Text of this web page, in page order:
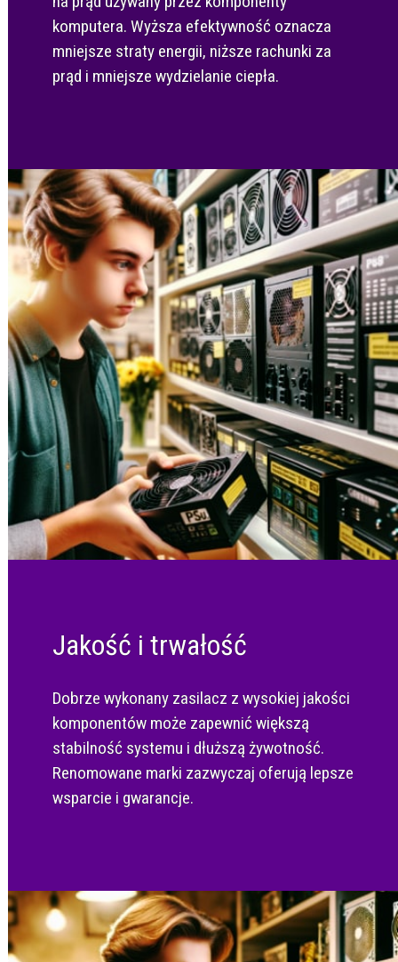
komputera. Wyższa efektywność oznacza
mniejsze straty energii, niższe rachunki za
prąd i mniejsze wydzielanie ciepła.
Jakość i trwałość
Dobrze wykonany zasilacz z wysokiej jakości
komponentów może zapewnić większą
stabilność systemu i dłuższą żywotność.
Renomowane marki zazwyczaj oferują lepsze
wsparcie i gwarancje.